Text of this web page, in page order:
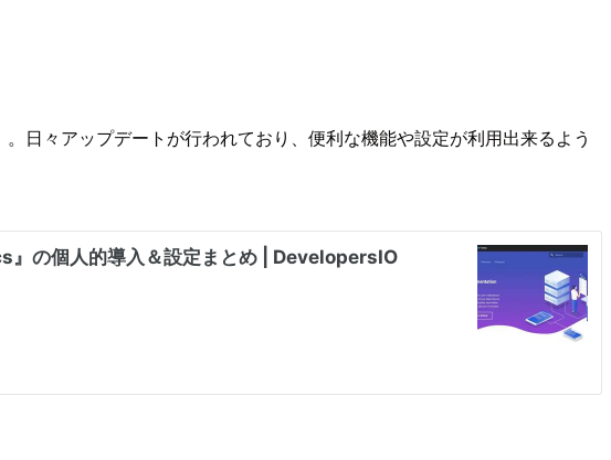
。日々アップデートが行われており、便利な機能や設定が利用出来るよう